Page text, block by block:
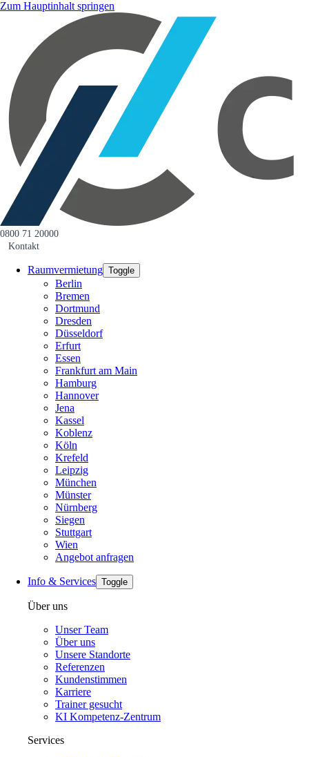
Zum Hauptinhalt springen
0800 71 20000
Kontakt
Raumvermietung Toggle
Berlin
Bremen
Dortmund
Dresden
Düsseldorf
Erfurt
Essen
Frankfurt am Main
Hamburg
Hannover
Jena
Kassel
Koblenz
Köln
Krefeld
Leipzig
München
Münster
Nürnberg
Siegen
Stuttgart
Wien
Angebot anfragen
Info & Services Toggle
Über uns
Unser Team
Über uns
Unsere Standorte
Referenzen
Kundenstimmen
Karriere
Trainer gesucht
KI Kompetenz-Zentrum
Services